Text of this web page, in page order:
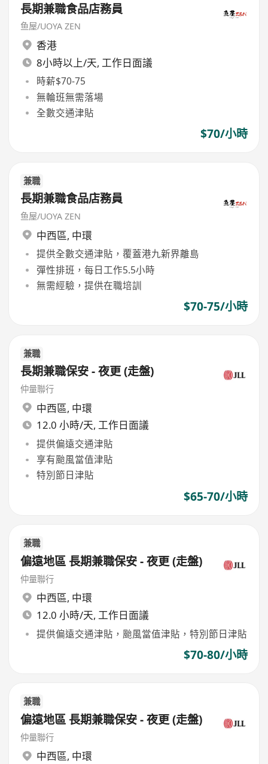
長期兼職食品店務員
鱼屋/UOYA ZEN
香港
8小時以上/天, 工作日面議
時薪$70-75
無輪班無需落場
全數交通津貼
$70/小時
兼職
長期兼職食品店務員
鱼屋/UOYA ZEN
中西區, 中環
提供全數交通津貼，覆蓋港九新界離島
彈性排班，每日工作5.5小時
無需經驗，提供在職培訓
$70-75/小時
兼職
長期兼職保安 - 夜更 (走盤)
仲量聯行
中西區, 中環
12.0 小時/天, 工作日面議
提供偏遠交通津貼
享有颱風當值津貼
特別節日津貼
$65-70/小時
兼職
偏遠地區 長期兼職保安 - 夜更 (走盤)
仲量聯行
中西區, 中環
12.0 小時/天, 工作日面議
提供偏遠交通津貼，颱風當值津貼，特別節日津貼
$70-80/小時
兼職
偏遠地區 長期兼職保安 - 夜更 (走盤)
仲量聯行
中西區, 中環